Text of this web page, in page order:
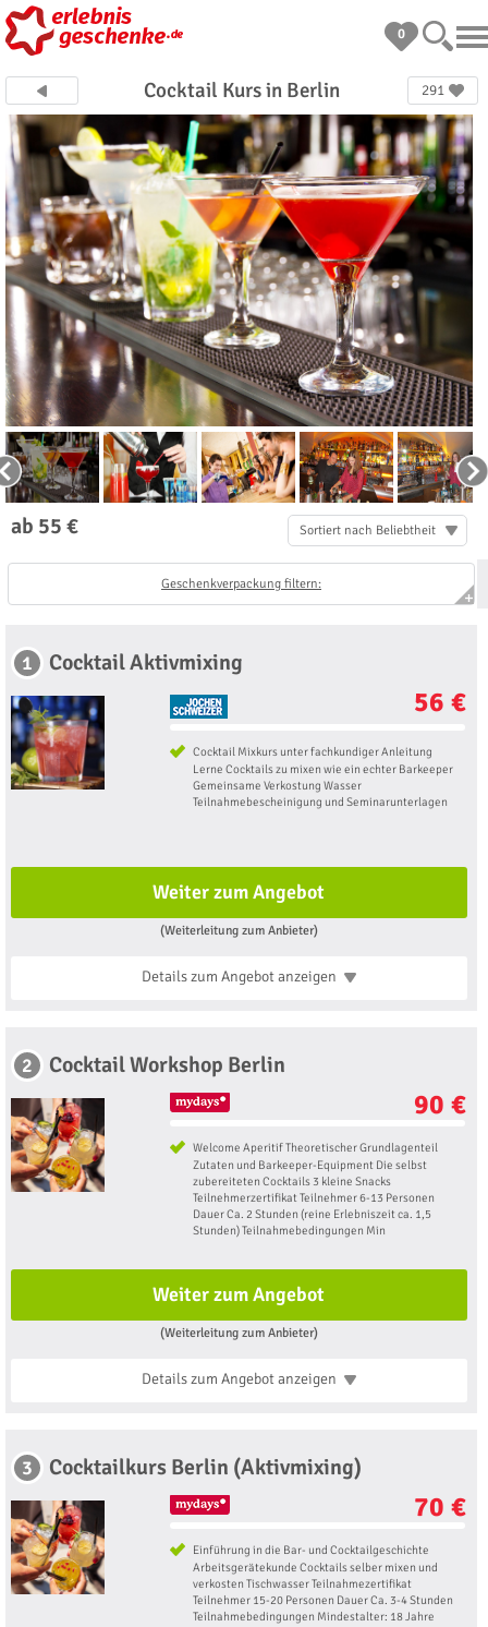
0
Cocktail Kurs in Berlin 291
ab 55 € Sortiert nach Beliebtheit
Geschenkverpackung filtern:
1 Cocktail Aktivmixing
56 €
Cocktail Mixkurs unter fachkundiger Anleitung
Lerne Cocktails zu mixen wie ein echter Barkeeper
Gemeinsame Verkostung Wasser
Teilnahmebescheinigung und Seminarunterlagen
Weiter zum Angebot
(Weiterleitung zum Anbieter)
Details zum Angebotanzeigen
2 Cocktail Workshop Berlin
90 €
Welcome Aperitif Theoretischer Grundlagenteil
Zutaten und Barkeeper-Equipment Die selbst
zubereiteten Cocktails 3 kleine Snacks
Teilnehmerzertifikat Teilnehmer 6-13 Personen
Dauer Ca. 2 Stunden (reine Erlebniszeit ca. 1,5
Stunden) Teilnahmebedingungen Min
Weiter zum Angebot
(Weiterleitung zum Anbieter)
Details zum Angebotanzeigen
3 Cocktailkurs Berlin (Aktivmixing)
70 €
Einführung in die Bar- und Cocktailgeschichte
Arbeitsgerätekunde Cocktails selber mixen und
verkosten Tischwasser Teilnahmezertifikat
Teilnehmer 15-20 Personen Dauer Ca. 3-4 Stunden
Teilnahmebedingungen Mindestalter: 18 Jahre